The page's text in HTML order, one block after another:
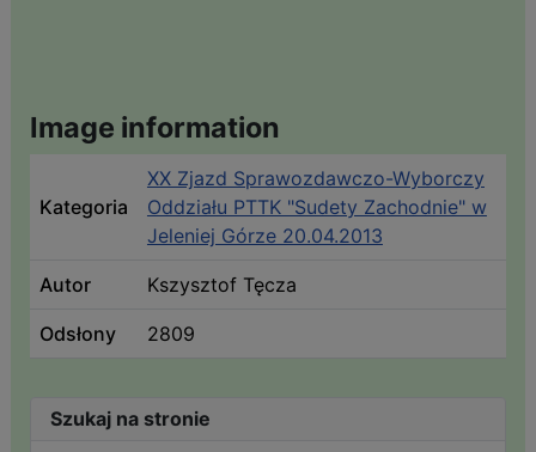
Image information
Kategoria
XX Zjazd Sprawozdawczo-Wyborczy
Oddziału PTTK "Sudety Zachodnie" w
Jeleniej Górze 20.04.2013
Autor Kszysztof Tęcza
Odsłony 2809
Szukaj na stronie